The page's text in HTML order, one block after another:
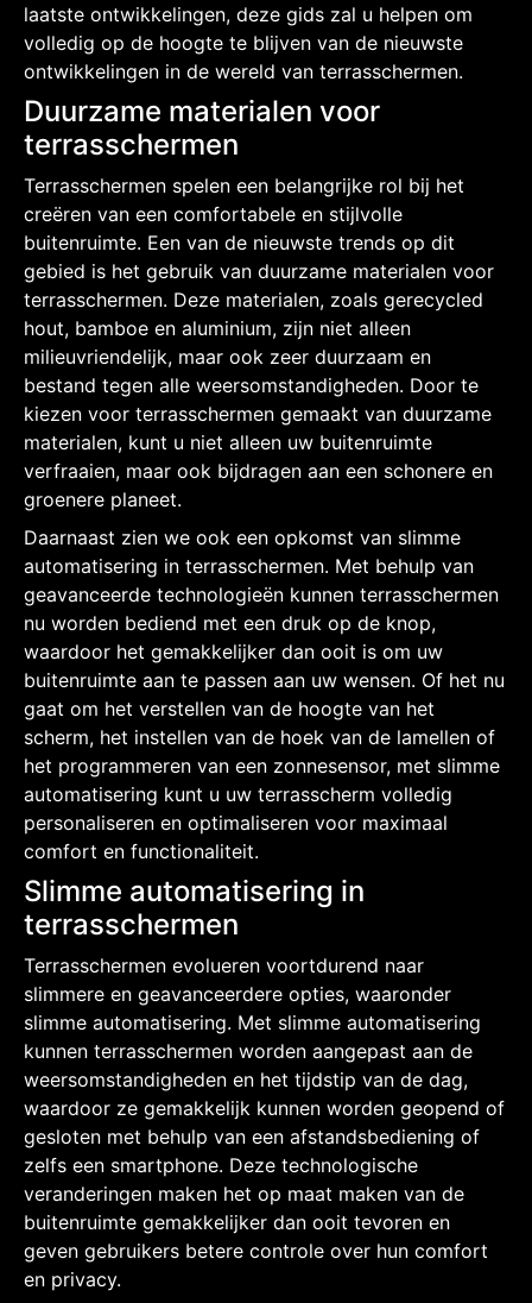
laatste ontwikkelingen, deze gids zal u helpen om
volledig op de hoogte te blijven van de nieuwste
ontwikkelingen in de wereld van terrasschermen.
Duurzame materialen voor
terrasschermen
Terrasschermen spelen een belangrijke rol bij het
creëren van een comfortabele en stijlvolle
buitenruimte. Een van de nieuwste trends op dit
gebied is het gebruik van duurzame materialen voor
terrasschermen. Deze materialen, zoals gerecycled
hout, bamboe en aluminium, zijn niet alleen
milieuvriendelijk, maar ook zeer duurzaam en
bestand tegen alle weersomstandigheden. Door te
kiezen voor terrasschermen gemaakt van duurzame
materialen, kunt u niet alleen uw buitenruimte
verfraaien, maar ook bijdragen aan een schonere en
groenere planeet.
Daarnaast zien we ook een opkomst van slimme
automatisering in terrasschermen. Met behulp van
geavanceerde technologieën kunnen terrasschermen
nu worden bediend met een druk op de knop,
waardoor het gemakkelijker dan ooit is om uw
buitenruimte aan te passen aan uw wensen. Of het nu
gaat om het verstellen van de hoogte van het
scherm, het instellen van de hoek van de lamellen of
het programmeren van een zonnesensor, met slimme
automatisering kunt u uw terrasscherm volledig
personaliseren en optimaliseren voor maximaal
comfort en functionaliteit.
Slimme automatisering in
terrasschermen
Terrasschermen evolueren voortdurend naar
slimmere en geavanceerdere opties, waaronder
slimme automatisering. Met slimme automatisering
kunnen terrasschermen worden aangepast aan de
weersomstandigheden en het tijdstip van de dag,
waardoor ze gemakkelijk kunnen worden geopend of
gesloten met behulp van een afstandsbediening of
zelfs een smartphone. Deze technologische
veranderingen maken het op maat maken van de
buitenruimte gemakkelijker dan ooit tevoren en
geven gebruikers betere controle over hun comfort
en privacy.